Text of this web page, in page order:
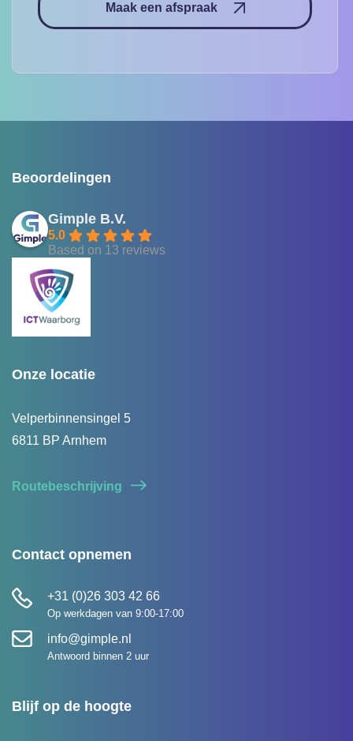
Maak een afspraak
Beoordelingen
Gimple B.V.
5.0
Based on 13 reviews
Onze locatie
Velperbinnensingel 5
6811 BP Arnhem
Routebeschrijving
Contact opnemen
+31 (0)26 303 42 66
Op werkdagen van 9:00-17:00
info@gimple.nl
Antwoord binnen 2 uur
Blijf op de hoogte